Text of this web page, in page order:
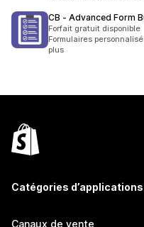
CB ‑ Advanced Form
Forfait gratuit disponible
Formulaires
plus
Catégories d’applications
Canaux de vente